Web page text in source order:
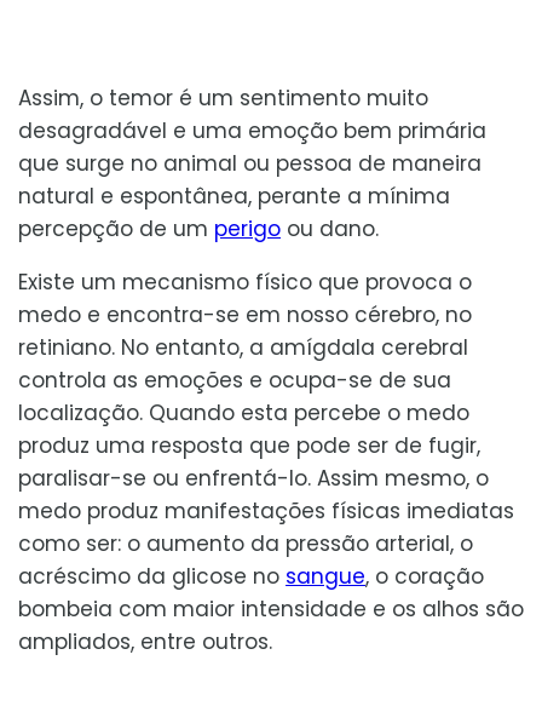
Assim, o temor é um sentimento muito
desagradável e uma emoção bem primária
que surge no animal ou pessoa de maneira
natural e espontânea, perante a mínima
percepção de um perigo ou dano.
Existe um mecanismo físico que provoca o
medo e encontra-se em nosso cérebro, no
retiniano. No entanto, a amígdala cerebral
controla as emoções e ocupa-se de sua
localização. Quando esta percebe o medo
produz uma resposta que pode ser de fugir,
paralisar-se ou enfrentá-lo. Assim mesmo, o
medo produz manifestações físicas imediatas
como ser: o aumento da pressão arterial, o
acréscimo da glicose no sangue, o coração
bombeia com maior intensidade e os alhos são
ampliados, entre outros.